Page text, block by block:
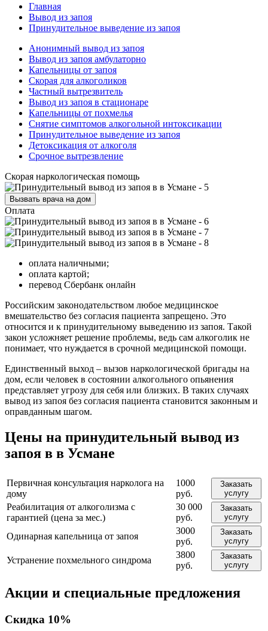
Главная
Вывод из запоя
Принудительное выведение из запоя
Анонимный вывод из запоя
Вывод из запоя амбулаторно
Капельницы от запоя
Скорая для алкоголиков
Частный вытрезвитель
Вывод из запоя в стационаре
Капельницы от похмелья
Снятие симптомов алкогольной интоксикации
Принудительное выведение из запоя
Детоксикация от алкоголя
Срочное вытрезвление
Скорая наркологическая помощь
Вызвать врача на дом
Оплата
оплата наличными;
оплата картой;
перевод Сбербанк онлайн
Российским законодательством любое медицинское
вмешательство без согласия пациента запрещено. Это
относится и к принудительному выведению из запоя. Такой
закон усложняет решение проблемы, ведь сам алкоголик не
понимает, что нуждается в срочной медицинской помощи.
Единственный выход – вызов наркологической бригады на
дом, если человек в состоянии алкогольного опьянения
представляет угрозу для себя или близких. В таких случаях
вывод из запоя без согласия пациента становится законным и
оправданным шагом.
Цены на принудительный вывод из
запоя в в Усмане
Первичная консультация нарколога на
дому
1000
руб.
Заказать
услугу
Реабилитация от алкоголизма с
гарантией (цена за мес.)
30 000
руб.
Заказать
услугу
Одинарная капельница от запоя
3000
руб.
Заказать
услугу
Устранение похмельного синдрома
3800
руб.
Заказать
услугу
Акции и специальные предложения
Скидка 10%